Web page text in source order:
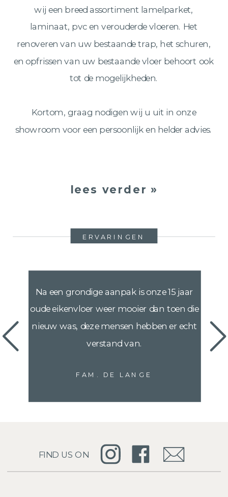
wij een breed assortiment lamelparket,
laminaat, pvc en verouderde vloeren. Het
renoveren van uw bestaande trap, het schuren,
en opfrissen van uw bestaande vloer behoort ook
tot de mogelijkheden.
Kortom, graag nodigen wij u uit in onze
showroom voor een persoonlijk en helder advies.
lees verder »
PROJECTEN
FAM. DE LANGE
Na een grondige aanpak is onze 15 jaar
oude eikenvloer weer mooier dan toen die
nieuw was, deze mensen hebben er echt
verstand van.
ERVARINGEN
FIND US ON